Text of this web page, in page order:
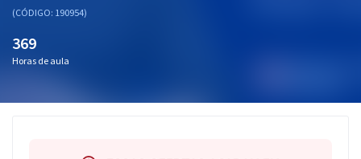
Aprovados
(CÓDIGO: 190954)
369
Horas de aula